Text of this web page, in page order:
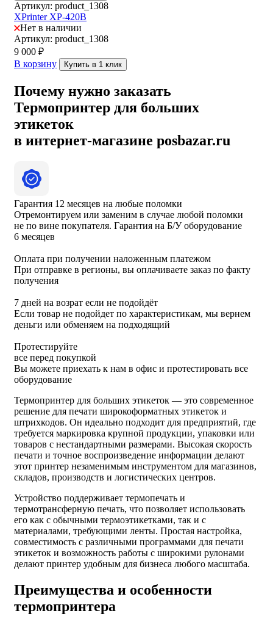
Артикул: product_1308
XPrinter XP-420B
Нет в наличии
Артикул: product_1308
9 000 ₽
В корзину
Купить в 1 клик
Почему нужно заказать
Термопринтер для больших
этикеток
в интернет-магазине posbazar.ru
Гарантия 12 месяцев на любые поломки
Отремонтируем или заменим в случае любой поломки
не по вине покупателя. Гарантия на Б/У оборудование
6 месяцев
Оплата при получении наложенным платежом
При отправке в регионы, вы оплачиваете заказ по факту
получения
7 дней на возрат если не подойдёт
Если товар не подойдет по характеристикам, мы вернем
деньги или обменяем на подходящий
Протестируйте
все перед покупкой
Вы можете приехать к нам в офис и протестировать все
оборудование
Термопринтер для больших этикеток — это современное
решение для печати широкоформатных этикеток и
штрихкодов. Он идеально подходит для предприятий, где
требуется маркировка крупной продукции, упаковки или
товаров с нестандартными размерами. Высокая скорость
печати и точное воспроизведение информации делают
этот принтер незаменимым инструментом для магазинов,
складов, производств и логистических центров.
Устройство поддерживает термопечать и
термотрансферную печать, что позволяет использовать
его как с обычными термоэтикетками, так и с
материалами, требующими ленты. Простая настройка,
совместимость с различными программами для печати
этикеток и возможность работы с широкими рулонами
делают принтер удобным для бизнеса любого масштаба.
Преимущества и особенности
термопринтера